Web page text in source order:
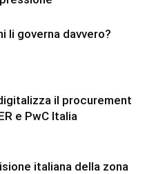
li governa davvero?
il procurement
e PwC Italia
italiana della zona